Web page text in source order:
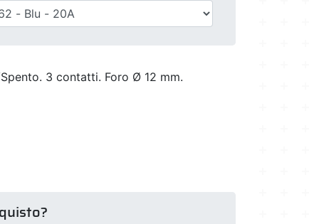
3 contatti. Foro Ø 12 mm.